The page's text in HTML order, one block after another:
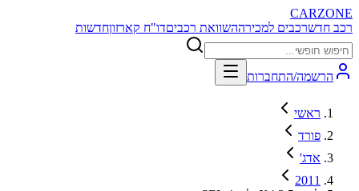
CARZONE
רכב חדשרכבים למכירההשוואת רכביםדו"ח קארזוןחדשות
הרשמה/התחברות
ראשי
פורד
אדג'
2011